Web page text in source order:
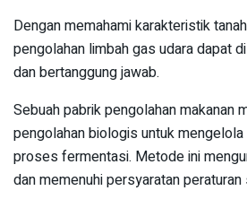
Dengan memahami karakteristik
pengolahan limbah gas udara dapat
dan bertanggung jawab.
Sebuah pabrik pengolahan makanan
pengolahan biologis untuk
proses fermentasi. Metode ini
dan memenuhi persyaratan